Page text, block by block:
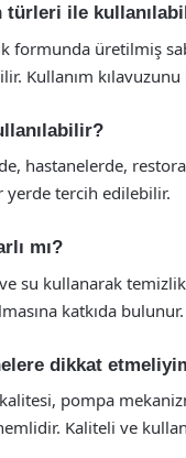
türleri ile
üretilmiş
Kullanım
hastanelerde,
tercih edilebilir.
mı?
su kullanarak
katkıda bulunur.
dikkat
pompa
Kaliteli ve